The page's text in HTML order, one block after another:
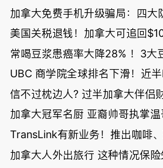
加拿大免费手机升级骗局：四大
美国关税退钱！加拿大可追回
常喝豆浆患癌率大降28% ！3大
UBC 商学院全球排名下滑！近
信不过枕边人? 过半加拿大伴侣
加拿大冠军名厨 亚裔帅哥执掌
TransLink有新业务！推出咖啡、
加拿大人外出旅行 这种情况保险